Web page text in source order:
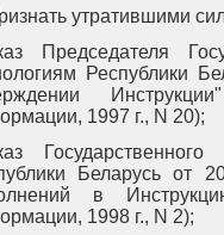
утратившими
Председателя
Республики
1997 г., N 20);
Беларусь от
в
1998 г., N 2);